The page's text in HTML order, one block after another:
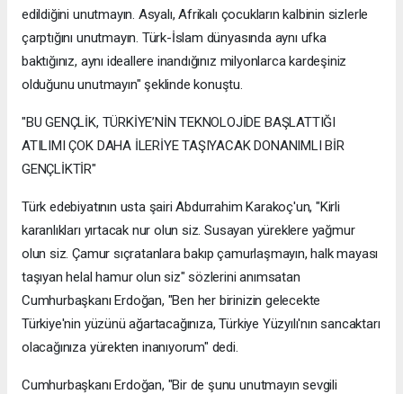
edildiğini unutmayın. Asyalı, Afrikalı çocukların kalbinin sizlerle
çarptığını unutmayın. Türk-İslam dünyasında aynı ufka
baktığınız, aynı ideallere inandığınız milyonlarca kardeşiniz
olduğunu unutmayın" şeklinde konuştu.
"BU GENÇLİK, TÜRKİYE’NİN TEKNOLOJİDE BAŞLATTIĞI
ATILIMI ÇOK DAHA İLERİYE TAŞIYACAK DONANIMLI BİR
GENÇLİKTİR"
Türk edebiyatının usta şairi Abdurrahim Karakoç'un, "Kirli
karanlıkları yırtacak nur olun siz. Susayan yüreklere yağmur
olun siz. Çamur sıçratanlara bakıp çamurlaşmayın, halk mayası
taşıyan helal hamur olun siz" sözlerini anımsatan
Cumhurbaşkanı Erdoğan, "Ben her birinizin gelecekte
Türkiye'nin yüzünü ağartacağınıza, Türkiye Yüzyılı'nın sancaktarı
olacağınıza yürekten inanıyorum" dedi.
Cumhurbaşkanı Erdoğan, "Bir de şunu unutmayın sevgili